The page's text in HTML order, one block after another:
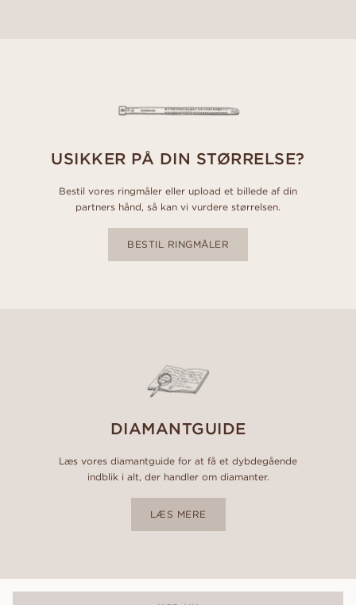
USIKKER PÅ DIN STØRRELSE?
Bestil vores ringmåler eller upload et billede af din
partners hånd, så kan vi vurdere størrelsen.
BESTIL RINGMÅLER
DIAMANTGUIDE
Læs vores diamantguide for at få et dybdegående
indblik i alt, der handler om diamanter.
LÆS MERE